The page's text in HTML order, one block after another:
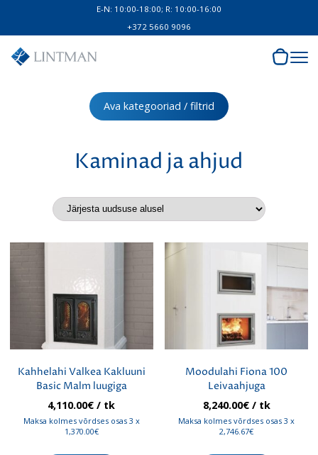
E-N: 10:00-18:00; R: 10:00-16:00
+372 5660 9096
Ava kategooriad / filtrid
Kaminad ja ahjud
Kahhelahi Valkea Kakluuni
Basic Malm luugiga
4,110.00€ / tk
Maksa kolmes võrdses osas 3 x
1,370.00€
Moodulahi Fiona 100
Leivaahjuga
8,240.00€/ tk
Maksa kolmes võrdses osas 3 x
2,746.67€